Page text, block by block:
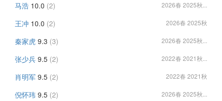
马浩 10.0 (2) 2026春 2025秋...
王冲 10.0 (2) 2026春 2025秋
秦家虎 9.3 (3) 2026春 2025秋...
张少兵 9.5 (2) 2022春 2021秋...
肖明军 9.5 (2) 2022春 2021秋
倪怀玮 9.5 (2) 2026春 2025秋...